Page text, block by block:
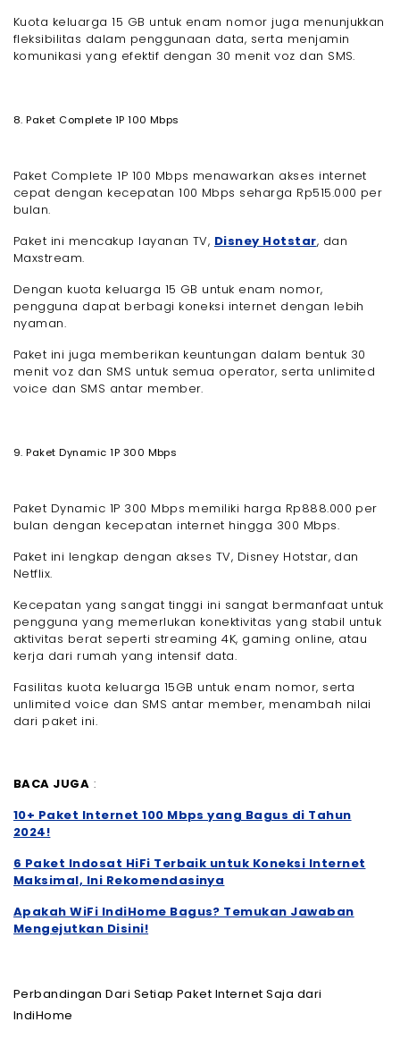
Kuota keluarga 15 GB untuk enam nomor juga menunjukkan
fleksibilitas dalam penggunaan data, serta menjamin
komunikasi yang efektif dengan 30 menit voz dan SMS.
8. Paket Complete 1P 100 Mbps
Paket Complete 1P 100 Mbps menawarkan akses internet
cepat dengan kecepatan 100 Mbps seharga Rp515.000 per
bulan.
Paket ini mencakup layanan TV, Disney Hotstar, dan
Maxstream.
Dengan kuota keluarga 15 GB untuk enam nomor,
pengguna dapat berbagi koneksi internet dengan lebih
nyaman.
Paket ini juga memberikan keuntungan dalam bentuk 30
menit voz dan SMS untuk semua operator, serta unlimited
voice dan SMS antar member.
9. Paket Dynamic 1P 300 Mbps
Paket Dynamic 1P 300 Mbps memiliki harga Rp888.000 per
bulan dengan kecepatan internet hingga 300 Mbps.
Paket ini lengkap dengan akses TV, Disney Hotstar, dan
Netflix.
Kecepatan yang sangat tinggi ini sangat bermanfaat untuk
pengguna yang memerlukan konektivitas yang stabil untuk
aktivitas berat seperti streaming 4K, gaming online, atau
kerja dari rumah yang intensif data.
Fasilitas kuota keluarga 15GB untuk enam nomor, serta
unlimited voice dan SMS antar member, menambah nilai
dari paket ini.
BACA JUGA :
10+ Paket Internet 100 Mbps yang Bagus di Tahun
2024!
6 Paket Indosat HiFi Terbaik untuk Koneksi Internet
Maksimal, Ini Rekomendasinya
Apakah WiFi IndiHome Bagus? Temukan Jawaban
Mengejutkan Disini!
Perbandingan Dari Setiap Paket Internet Saja dari
IndiHome